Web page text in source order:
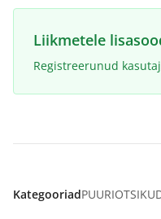
Liikmetele
Registreerunud
Kategooriad